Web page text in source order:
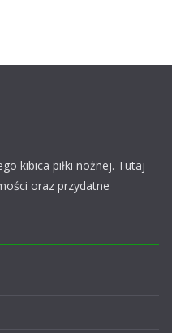
kibica piłki nożnej. Tutaj
oraz przydatne